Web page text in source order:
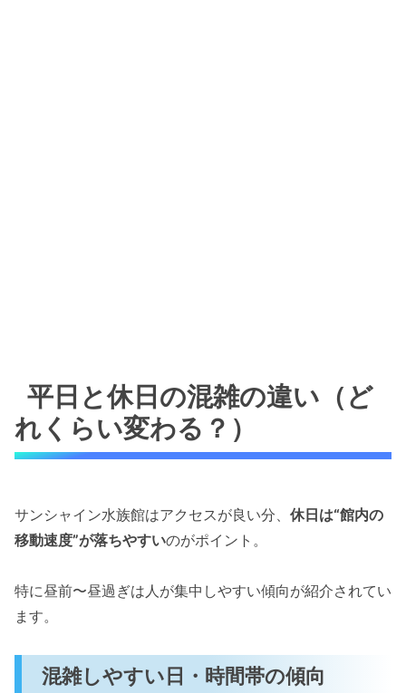
平日と休日の混雑の違い（ど
れくらい変わる？）
サンシャイン水族館はアクセスが良い分、 休日は“館内の
移動速度”が落ちやすいのがポイント。
特に昼前〜昼過ぎは人が集中しやすい傾向が紹介されてい
ます。
混雑しやすい日・時間帯の傾向